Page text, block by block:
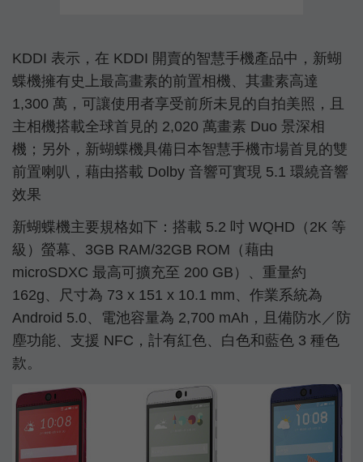
KDDI 表示，在 KDDI 開賣的智慧手機產品中，新蝴
蝶機擁有史上最高畫素的前置相機、其畫素高達
1,300 萬，可讓使用者享受前所未見的自拍美照，且
主相機搭載全球首見的 2,020 萬畫素 Duo 景深相
機；另外，新蝴蝶機具備日本智慧手機市場首見的雙
前置喇叭，藉由搭載 Dolby 音響可實現 5.1 環繞音響
效果
新蝴蝶機主要規格如下：搭載 5.2 吋 WQHD（2K 等
級）螢幕、3GB RAM/32GB ROM（藉由
microSDXC 最高可擴充至 200 GB）、重量約
162g、尺寸為 73 x 151 x 10.1 mm、作業系統為
Android 5.0、電池容量為 2,700 mAh，且備防水／防
塵功能、支援 NFC，計有紅色、白色和藍色 3 種色
款。